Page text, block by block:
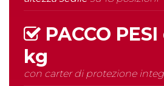
PACCO
kg
con carter di protezione